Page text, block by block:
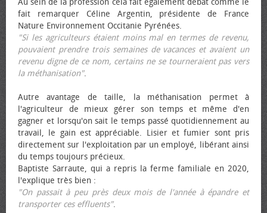
Au sein de la profession cela fait également débat comme le
fait remarquer Céline Argentin, présidente de France
Nature Environnement Occitanie Pyrénées.
"Si les agriculteurs étaient moins mal en termes de revenu,
pouvaient prendre trois semaines de vacances et avaient un
revenu digne de ce nom, certains ne se tourneraient pas vers
la méthanisation".
Autre avantage de taille, la méthanisation permet à
l'agriculteur de mieux gérer son temps et même d'en
gagner et lorsqu'on sait le temps passé quotidiennement au
travail, le gain est appréciable. Lisier et fumier sont pris
directement sur l'exploitation par un employé, libérant ainsi
du temps toujours précieux.
Baptiste Sarraute, qui a repris la ferme familiale en 2020,
l'explique très bien :
"On passait à peu près deux mois de l'année à épandre et
transporter ces effluents".